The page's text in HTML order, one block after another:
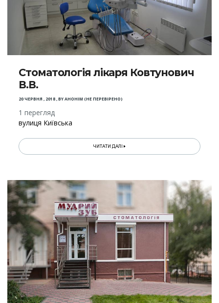
Стоматологія лікаря Ковтунович
В.В.
20 ЧЕРВНЯ , 2018,BYАНОНІМ (НЕ ПЕРЕВІРЕНО)
1 перегляд
вулиця Київська
ЧИТАТИ ДАЛІ